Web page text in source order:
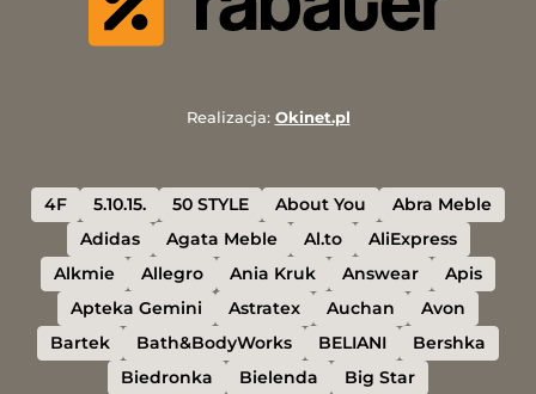
Realizacja: Okinet.pl
4F 5.10.15. 50 STYLE About You
Abra Meble
Adidas
Agata Meble Al.to
AliExpress
Alkmie
Allegro Ania Kruk Answear
Apis
Apteka Gemini
Astratex Auchan
Avon
Bartek
Bath&BodyWorks BELIANI
Bershka
Biedronka
Bielenda Big Star